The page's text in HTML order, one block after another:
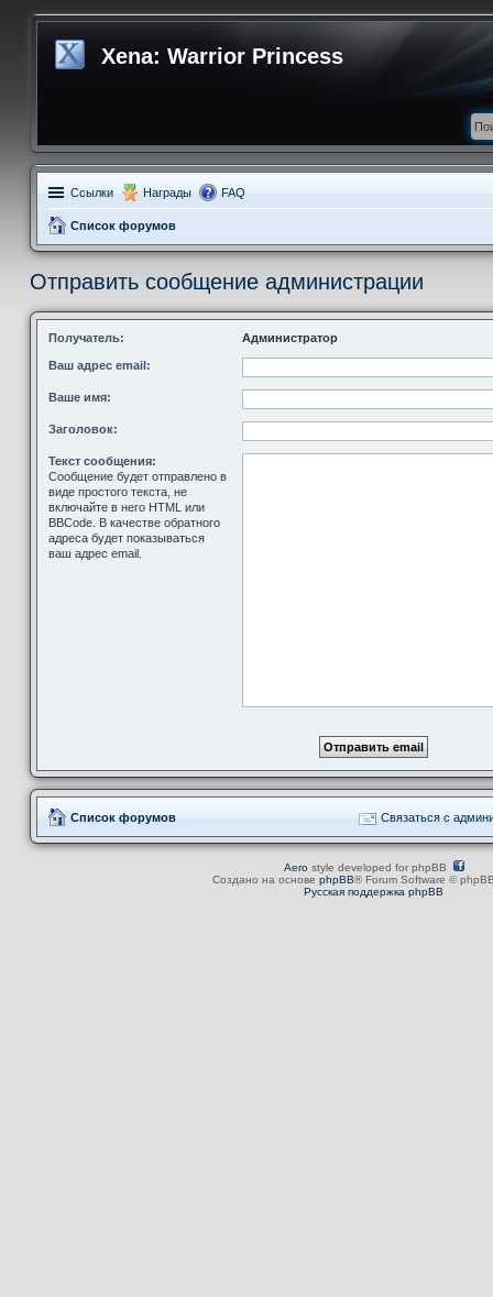
Xena: Warrior Princess
Ссылки Награды FAQ
Список форумов
Отправить сообщение администрации
Получатель: Администратор
Ваш адрес email:
Ваше имя:
Заголовок:
Текст сообщения:
Сообщение будет отправлено в
виде простого текста, не
включайте в него HTML или
BBCode. В качестве обратного
адреса будет показываться
ваш адрес email.
Список форумов Связаться с
Aerostyle developed for phpBB
Создано на основе phpBB® Forum Software ©
Русская поддержка phpBB